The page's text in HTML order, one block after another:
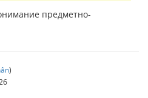
предметно-
)